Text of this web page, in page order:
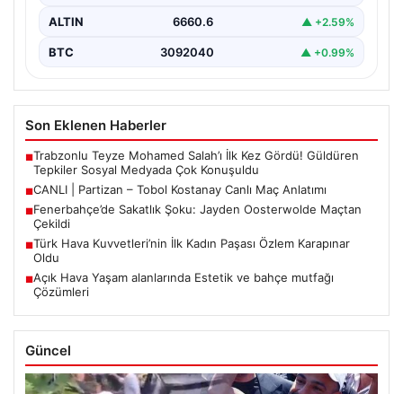
ALTIN 6660.6 ▲ +2.59%
BTC 3092040 ▲ +0.99%
Son Eklenen Haberler
■Trabzonlu Teyze Mohamed Salah’ı İlk Kez Gördü! Güldüren
Tepkiler Sosyal Medyada Çok Konuşuldu
■CANLI | Partizan – Tobol Kostanay Canlı Maç Anlatımı
■Fenerbahçe’de Sakatlık Şoku: Jayden Oosterwolde Maçtan
Çekildi
■Türk Hava Kuvvetleri’nin İlk Kadın Paşası Özlem Karapınar
Oldu
■Açık Hava Yaşam alanlarında Estetik ve bahçe mutfağı
Çözümleri
Güncel